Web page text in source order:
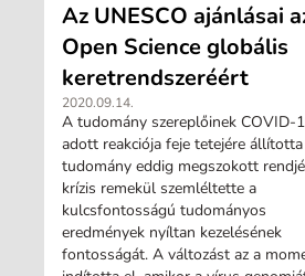
Az UNESCO ajánlásai
Open Science globális
keretrendszeréért
2020.09.14.
A tudomány szereplőinek COVID-
adott reakciója feje tetejére
tudomány eddig megszokott
krízis remekül szemléltette a
kulcsfontosságú tudományos
eredmények nyíltan kezelésének
fontosságát. A változást az a